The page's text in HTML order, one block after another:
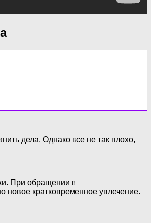
дела. Однако все не так плохо,
При обращении в
новое кратковременное увлечение.